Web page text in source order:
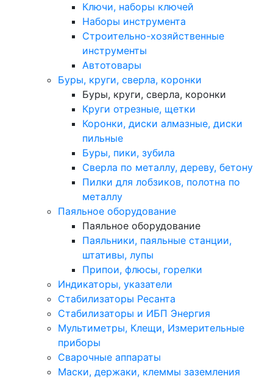
Ключи, наборы ключей
Наборы инструмента
Строительно-хозяйственные
инструменты
Автотовары
Буры, круги, сверла, коронки
Буры, круги, сверла, коронки
Круги отрезные, щетки
Коронки, диски алмазные, диски
пильные
Буры, пики, зубила
Сверла по металлу, дереву, бетону
Пилки для лобзиков, полотна по
металлу
Паяльное оборудование
Паяльное оборудование
Паяльники, паяльные станции,
штативы, лупы
Припои, флюсы, горелки
Индикаторы, указатели
Стабилизаторы Ресанта
Стабилизаторы и ИБП Энергия
Мультиметры, Клещи, Измерительные
приборы
Сварочные аппараты
Маски, держаки, клеммы заземления